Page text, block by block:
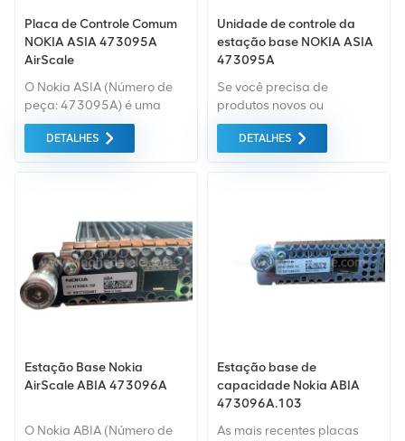
Placa de Controle Comum
NOKIA ASIA 473095A
AirScale
O Nokia ASIA (Número de
peça: 473095A) é uma
placa de controle comum
AirScale crítica para a
(BBU) Flexi da Nokia,
controle em redes de
acesso de rádio (RAN)
4G/5G. É essencial para
coordenar o
processamento de banda
subversões como
473095A.202, .203 e .204
requisitos de implantação.
DETALHES
Unidade de controle da
estação base NOKIA ASIA
473095A
Se você precisa de
produtos novos ou
renovados, leva em
consideração garantia
apenas equipamentos de
possível.
DETALHES
Estação Base Nokia
AirScale ABIA 473096A
O Nokia ABIA (Número de
Estação base de
capacidade Nokia ABIA
473096A.103
As mais recentes placas